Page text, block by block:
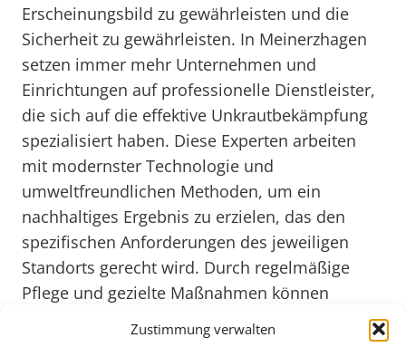
Zustimmung verwalten
Erscheinungsbild zu gewährleisten und die
Sicherheit zu gewährleisten. In Meinerzhagen
setzen immer mehr Unternehmen und
Einrichtungen auf professionelle Dienstleister,
die sich auf die effektive Unkrautbekämpfung
spezialisiert haben. Diese Experten arbeiten
mit modernster Technologie und
umweltfreundlichen Methoden, um ein
nachhaltiges Ergebnis zu erzielen, das den
spezifischen Anforderungen des jeweiligen
Standorts gerecht wird. Durch regelmäßige
Pflege und gezielte Maßnahmen können
unkrautfreie Flächen in Meinerzhagen
langfristig erhalten werden.